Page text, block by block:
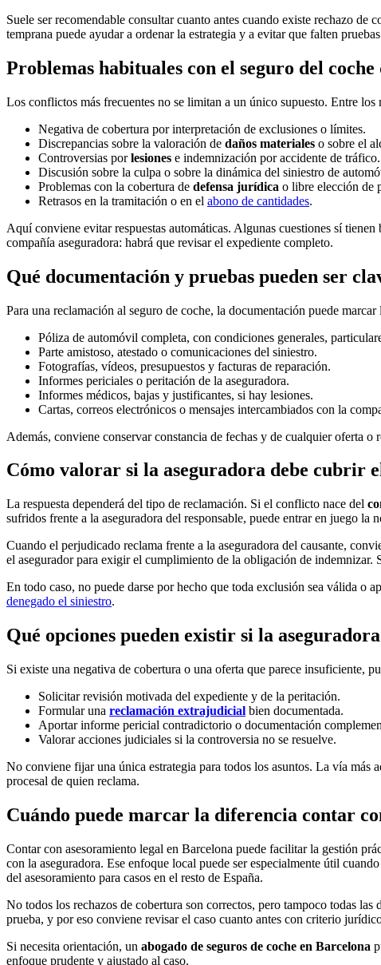
Suele ser recomendable consultar cuanto antes cuando existe rechazo
temprana puede ayudar a ordenar la estrategia y a evitar que falten
Problemas habituales con el seguro del
Los conflictos más frecuentes no se limitan a un único supuesto. Entre los
Negativa de cobertura por interpretación de exclusiones o límites.
Discrepancias sobre la valoración de daños materiales o sobre el
Controversias porlesiones e indemnización por accidente de tráfico.
Discusión sobre la culpa o sobre la dinámica del siniestro de
Problemas con la cobertura de defensa jurídica o libre elección de
Retrasos en la tramitación o en el abono de cantidades.
Aquí conviene evitar respuestas automáticas. Algunas cuestiones sí
compañía aseguradora: habrá que revisar el expediente completo.
Qué documentación y pruebas pueden ser
Para una reclamación al seguro de coche, la documentación puede
Póliza de automóvil completa, con condiciones generales,
Parte amistoso, atestado o comunicaciones del siniestro.
Fotografías, vídeos, presupuestos y facturas de reparación.
Informes periciales o peritación de la aseguradora.
Informes médicos, bajas y justificantes, si hay lesiones.
Cartas, correos electrónicos o mensajes intercambiados con la
Además, conviene conservar constancia de fechas y de cualquier oferta
Cómo valorar si la aseguradora debe cubrir
La respuesta dependerá del tipo de reclamación. Si el conflicto nace del
sufridos frente a la aseguradora del responsable, puede entrar en juego
Cuando el perjudicado reclama frente a la aseguradora del causante,
el asegurador para exigir el cumplimiento de la obligación de
En todo caso, no puede darse por hecho que toda exclusión sea válida o
denegado el siniestro.
Qué opciones pueden existir si la
Si existe una negativa de cobertura o una oferta que parece insuficiente,
Solicitar revisión motivada del expediente y de la peritación.
Formular una reclamación extrajudicial bien documentada.
Aportar informe pericial contradictorio o documentación
Valorar acciones judiciales si la controversia no se resuelve.
No conviene fijar una única estrategia para todos los asuntos. La vía más
procesal de quien reclama.
Cuándo puede marcar la diferencia contar
Contar con asesoramiento legal en Barcelona puede facilitar la gestión
con la aseguradora. Ese enfoque local puede ser especialmente útil
del asesoramiento para casos en el resto de España.
No todos los rechazos de cobertura son correctos, pero tampoco todas
prueba, y por eso conviene revisar el caso cuanto antes con criterio
Si necesita orientación, un abogado de seguros de coche en Barcelona
enfoque prudente y ajustado al caso.